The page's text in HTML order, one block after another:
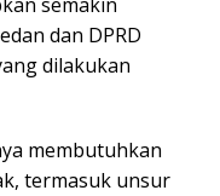
dan DPRD
dilakukan
membutuhkan
termasuk unsur